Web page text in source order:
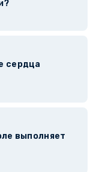
сердца
выполняет